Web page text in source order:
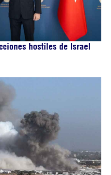
hostiles de Israel